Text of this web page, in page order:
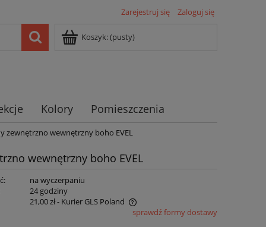
Zarejestruj się Zaloguj się
Koszyk:(pusty)
Kolory Pomieszczenia
zewnętrzno wewnętrzny boho EVEL
wewnętrzny boho EVEL
na wyczerpaniu
24 godziny
21,00 zł- Kurier GLS Poland
sprawdź formy dostawy